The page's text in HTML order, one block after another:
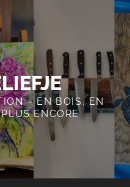
– EN BOIS, EN
ENCORE